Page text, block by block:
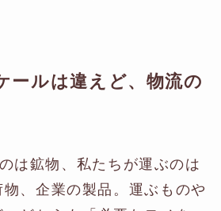
ールは違えど、物流の
は鉱物、私たちが運ぶのは
、企業の製品。運ぶものや